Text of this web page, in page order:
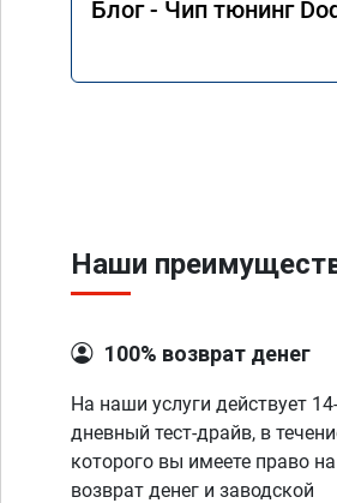
Блог - Чип тюнинг
Наши
100% возврат денег
На наши услуги действует
дневный тест-драйв, в
которого вы имеете право на
возврат денег и заводской